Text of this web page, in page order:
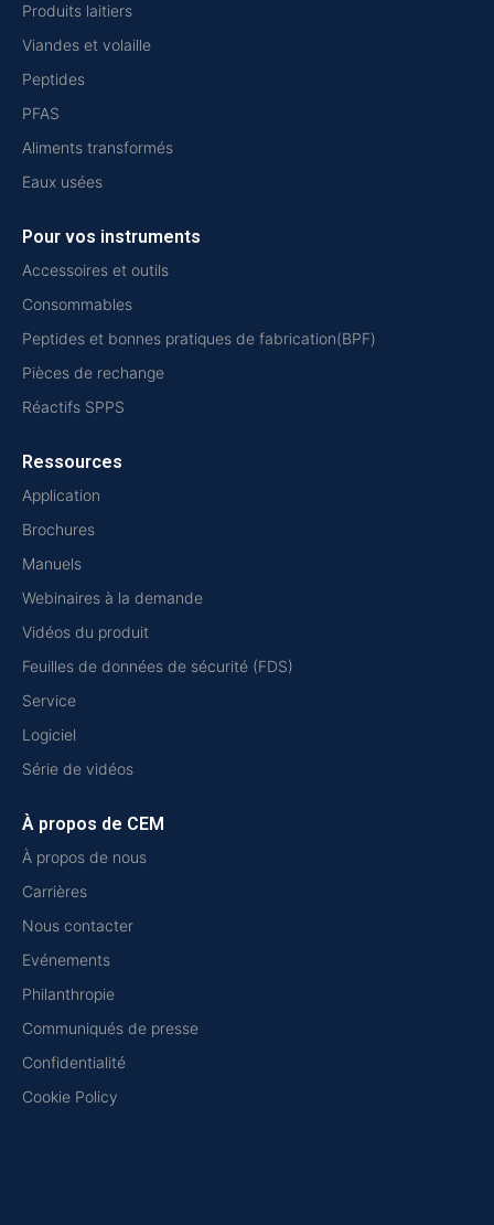
Produits laitiers
Viandes et volaille
Peptides
PFAS
Aliments transformés
Eaux usées
Pour vos instruments
Accessoires et outils
Consommables
Peptides et bonnes pratiques de fabrication(BPF)
Pièces de rechange
Réactifs SPPS
Ressources
Application
Brochures
Manuels
Webinaires à la demande
Vidéos du produit
Feuilles de données de sécurité (FDS)
Service
Logiciel
Série de vidéos
À propos de CEM
À propos de nous
Carrières
Nous contacter
Evénements
Philanthropie
Communiqués de presse
Confidentialité
Cookie Policy